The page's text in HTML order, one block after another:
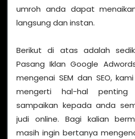
umroh anda dapat
langsung dan instan.
Berikut di atas adalah
Pasang Iklan Google
mengenai SEM dan SEO,
mengerti hal-hal
sampaikan kepada anda
judi online. Bagi kalian
masih ingin bertanya